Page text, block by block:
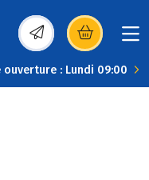
(s’ouvre dans une
ouverture : Lundi 09:00